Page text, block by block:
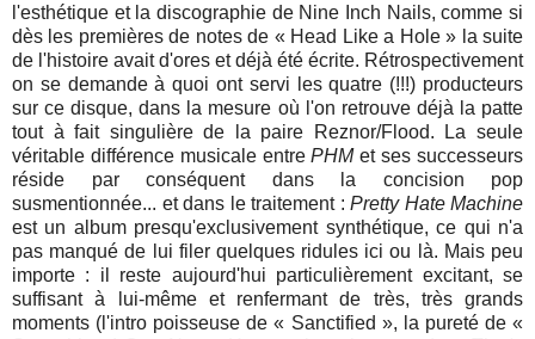
l'esthétique et la discographie de Nine Inch Nails, comme si
dès les premières de notes de « Head Like a Hole » la suite
de l'histoire avait d'ores et déjà été écrite. Rétrospectivement
on se demande à quoi ont servi les quatre (!!!) producteurs
sur ce disque, dans la mesure où l'on retrouve déjà la patte
tout à fait singulière de la paire Reznor/Flood. La seule
véritable différence musicale entrePHMet ses successeurs
réside par conséquent dans la concision pop
susmentionnée... et dans le traitement : Pretty Hate Machine
est un album presqu'exclusivement synthétique, ce qui n'a
pas manqué de lui filer quelques ridules ici ou là. Mais peu
importe : il reste aujourd'hui particulièrement excitant, se
suffisant à lui-même et renfermant de très, très grands
moments (l'intro poisseuse de « Sanctified », la pureté de «